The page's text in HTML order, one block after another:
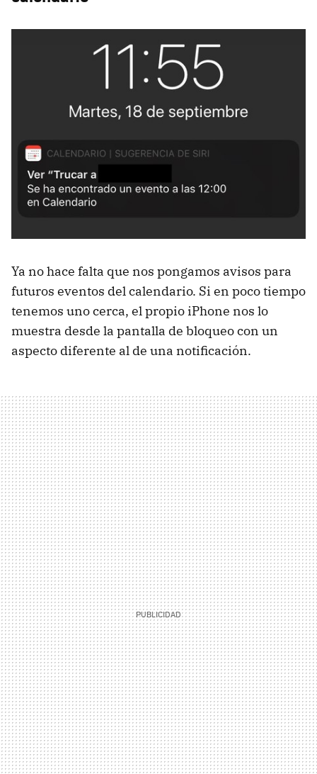
Ya no hace falta que nos pongamos avisos para
futuros eventos del calendario. Si en poco tiempo
tenemos uno cerca, el propio iPhone nos lo
muestra desde la pantalla de bloqueo con un
aspecto diferente al de una notificación.